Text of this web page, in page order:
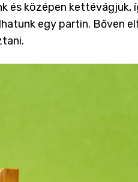
és középen kettévágjuk,
egy partin. Bőven